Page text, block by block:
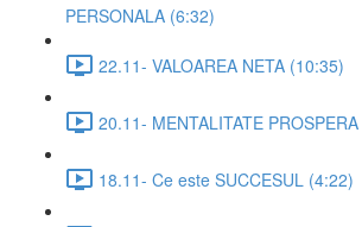
PERSONALA (6:32)
22.11- VALOAREA NETA (10:35)
20.11- MENTALITATE
18.11- Ce este SUCCESUL (4:22)